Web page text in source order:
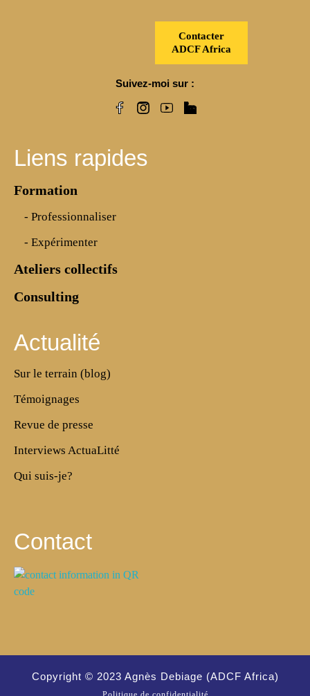
Contacter
ADCF Africa
Suivez-moi sur :
Liens rapides
Formation
- Professionnaliser
- Expérimenter
Ateliers collectifs
Consulting
Actualité
Sur le terrain (blog)
Témoignages
Revue de presse
Interviews ActuaLitté
Qui suis-je?
Contact
Copyright © 2023 Agnès Debiage (ADCF Africa)